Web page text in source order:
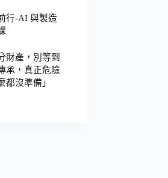
行-AI 與製造
財產，別等到
承，真正危險
都沒準備」